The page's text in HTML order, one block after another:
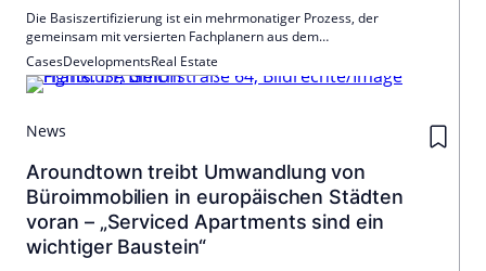
Die Basiszertifizierung ist ein mehrmonatiger Prozess, der
gemeinsam mit versierten Fachplanern aus dem
Partnernetzwerk der Cureus und der DGNB durchlaufen
wurde. Cureus arbeitete hierfür mit der iproplan®
Planungsgesellschaft mbH aus Chemnitz zusammen.
CasesDevelopmentsReal Estate
News
Aroundtown treibt Umwandlung von
Büroimmobilien in europäischen Städten
voran – „Serviced Apartments sind ein
wichtiger Baustein“